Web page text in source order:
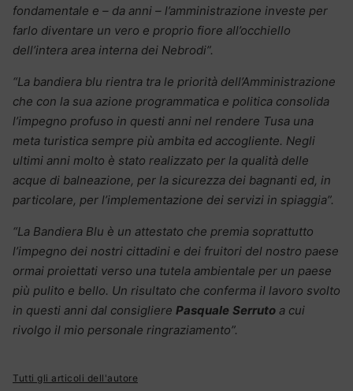
fondamentale e – da anni – l’amministrazione investe per
farlo diventare un vero e proprio fiore all’occhiello
dell’intera area interna dei Nebrodi”.
“La bandiera blu rientra tra le priorità dell’Amministrazione
che con la sua azione programmatica e politica consolida
l’impegno profuso in questi anni nel rendere Tusa una
meta turistica sempre più ambita ed accogliente. Negli
ultimi anni molto è stato realizzato per la qualità delle
acque di balneazione, per la sicurezza dei bagnanti ed, in
particolare, per l’implementazione dei servizi in spiaggia”.
“La Bandiera Blu è un attestato che premia soprattutto
l’impegno dei nostri cittadini e dei fruitori del nostro paese
ormai proiettati verso una tutela ambientale per un paese
più pulito e bello. Un risultato che conferma il lavoro svolto
in questi anni dal consigliere Pasquale Serruto a cui
rivolgo il mio personale ringraziamento”.
Tutti gli articoli dell'autore